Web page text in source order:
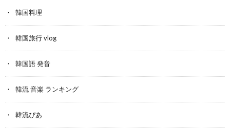
韓国料理
韓国旅行 vlog
韓国語 発音
韓流 音楽 ランキング
韓流ぴあ